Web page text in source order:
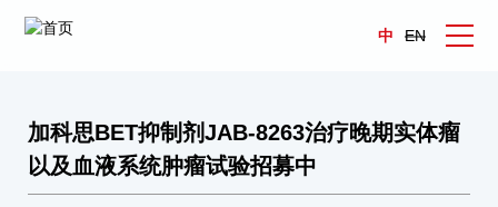
中 EN
加科思BET抑制剂JAB-8263治疗晚期实体瘤
以及血液系统肿瘤试验招募中